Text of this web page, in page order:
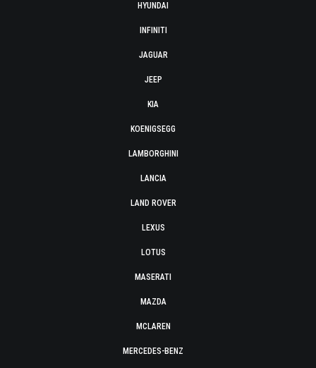
HYUNDAI
INFINITI
JAGUAR
JEEP
KIA
KOENIGSEGG
LAMBORGHINI
LANCIA
LAND ROVER
LEXUS
LOTUS
MASERATI
MAZDA
MCLAREN
MERCEDES-BENZ